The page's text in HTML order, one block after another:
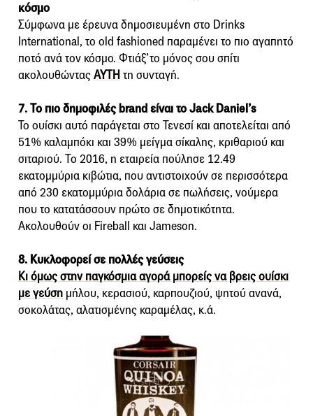
κόσμο
Σύμφωνα με έρευνα δημοσιευμένη στο Drinks
International, το old fashioned παραμένει το πιο αγαπητό
ποτό ανά τον κόσμο. Φτιάξ’το μόνος σου σπίτι
ακολουθώνταςΑΥΤΗ τη συνταγή.
7. Το πιο δημοφιλές brand είναι το Jack Daniel’s
To ουίσκι αυτό παράγεται στο Τενεσί και αποτελείται από
51% καλαμπόκι και 39% μείγμα σίκαλης, κριθαριού και
σιταριού. Το 2016, η εταιρεία πούλησε 12.49
εκατομμύρια κιβώτια, που αντιστοιχούν σε περισσότερα
από 230 εκατομμύρια δολάρια σε πωλήσεις, νούμερα
που το κατατάσσουν πρώτο σε δημοτικότητα.
Ακολουθούν οι Fireball και Jameson.
8. Κυκλοφορεί σε πολλές γεύσεις
Κι όμως στην παγκόσμια αγορά μπορείς να βρεις ουίσκι
με γεύση μήλου, κερασιού, καρπουζιού, ψητού ανανά,
σοκολάτας, αλατισμένης καραμέλας, κ.ά.